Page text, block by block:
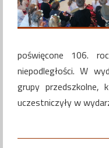
poświęcone 106.
niepodległości. W
grupy przedszkolne,
uczestniczyły w